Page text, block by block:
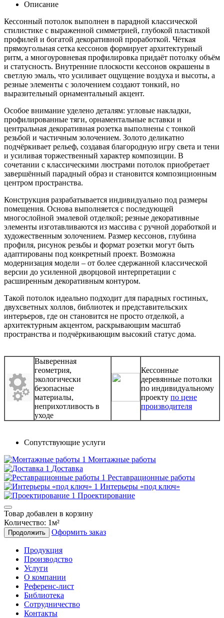
Описание
Кессонный потолок выполнен в парадной классической
стилистике с выраженной симметрией, глубокой пластикой
профилей и богатой декоративной проработкой. Чёткая
прямоугольная сетка кессонов формирует архитектурный
ритм, а многоуровневая профилировка придаёт потолку объём
и статусность. Внутренние плоскости кессонов окрашены в
светлую эмаль, что усиливает ощущение воздуха и высоты, а
резные элементы с золочением создают тонкий, но
выразительный орнаментальный акцент.
Особое внимание уделено деталям: угловые накладки,
профилированные тяги, орнаментальные вставки и
центральная декоративная розетка выполнены с тонкой
резьбой и частичным золочением. Золото деликатно
подчёркивает рельеф, создавая благородную игру света и тени
и усиливая торжественный характер композиции. В
сочетании с классическими люстрами потолок приобретает
завершённый парадный образ и становится композиционным
центром пространства.
Конструкция разрабатывается индивидуально под размеры
помещения. Основа выполняется с последующей
многослойной эмалевой отделкой; резные декоративные
элементы изготавливаются из массива с ручной доработкой и
художественным золочением. Размер кессонов, глубина
профиля, рисунок резьбы и формат розетки могут быть
адаптированы под конкретный проект. Возможна
модернизация модели – от более сдержанной классической
версии до усиленной дворцовой интерпретации с
расширенным декоративным контуром.
Такой потолок идеально подходит для парадных гостиных,
двухсветных холлов, библиотек и представительских
интерьеров, где он становится не просто отделкой, а
архитектурным акцентом, раскрывающим масштаб
пространства и подчёркивающим высокий статус дома.
Выверенная
геометрия,
экологически
безопасные
материалы,
неприхотливость в
уходе
Кессонные
деревянные потолки
по индивидуальному
проекту по цене
производителя
Сопутствующие услуги
Монтажные работы
Доставка
Реставрационные работы
Интерьеры «под ключ»
Проектирование
Товар добавлен в корзину
Количество: 1м²
Продолжить Оформить заказ
Продукция
Производство
Услуги
О компании
Референс-лист
Библиотека
Сотрудничество
Контакты